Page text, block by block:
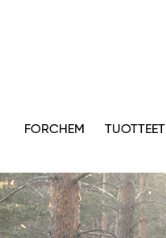
FORCHEM TUOTTEET